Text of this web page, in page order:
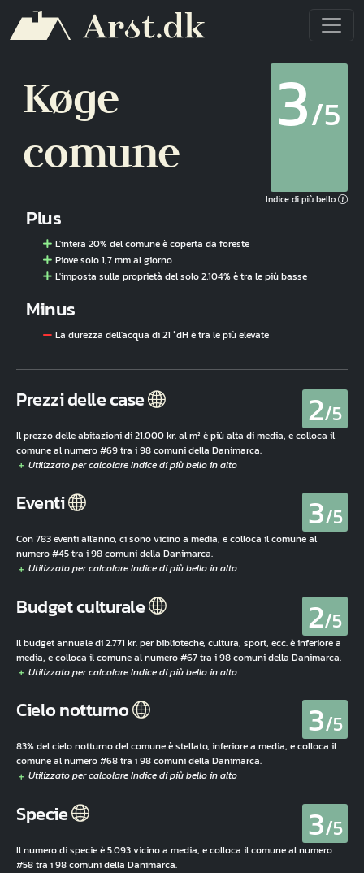
Køge
comune
3/5
Indice di più bello
Plus
L'intera 20% del comune è coperta da foreste
Piove solo 1,7 mm al giorno
L'imposta sulla proprietà del solo 2,104% è tra le più basse
Minus
La durezza dell'acqua di 21 °dH è tra le più elevate
Prezzi delle case 2/5
Il prezzo delle abitazioni di 21.000 kr. al m² è più alta di media, e colloca il
comune al numero #69 tra i 98 comuni della Danimarca.
Eventi 3/5
Con 783 eventi all'anno, ci sono vicino a media, e colloca il comune al
numero #45 tra i 98 comuni della Danimarca.
Budget culturale 2/5
Il budget annuale di 2.771 kr. per biblioteche, cultura, sport, ecc. è inferiore a
media, e colloca il comune al numero #67 tra i 98 comuni della Danimarca.
Cielo notturno 3/5
83% del cielo notturno del comune è stellato, inferiore a media, e colloca il
comune al numero #68 tra i 98 comuni della Danimarca.
Specie 3/5
Il numero di specie è 5.093 vicino a media, e colloca il comune al numero
#58 tra i 98 comuni della Danimarca.